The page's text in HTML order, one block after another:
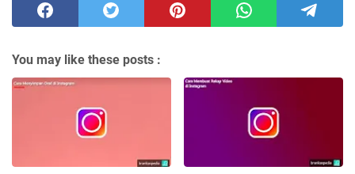
You may like these posts :